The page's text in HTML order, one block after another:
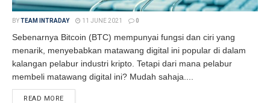
BYTEAM INTRADAY 11 JUNE 2021 0
Sebenarnya Bitcoin (BTC) mempunyai fungsi dan ciri yang
menarik, menyebabkan matawang digital ini popular di dalam
kalangan pelabur industri kripto. Tetapi dari mana pelabur
membeli matawang digital ini? Mudah sahaja....
READ MORE